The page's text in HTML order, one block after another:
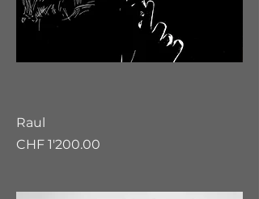
Raul
Preis
CHF 1'200.00